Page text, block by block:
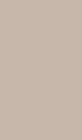
מדידת
בס"מ,
שיווקים